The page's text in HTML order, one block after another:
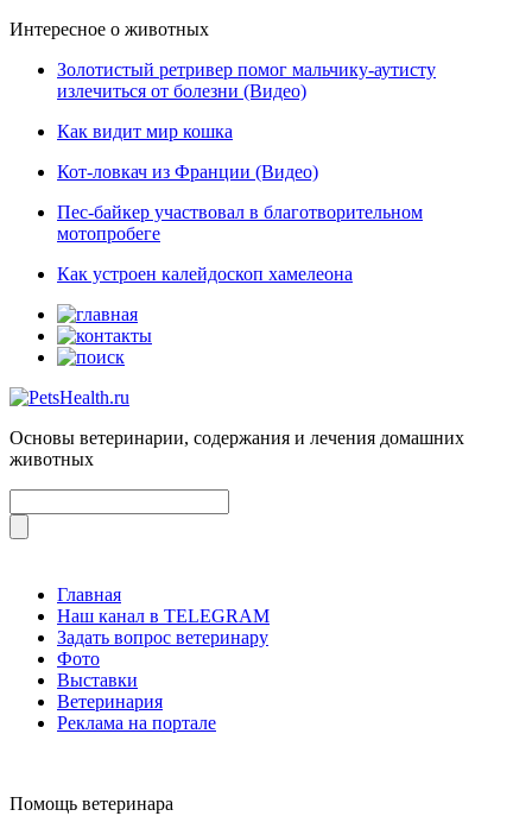
Интересное о животных
Золотистый ретривер помог мальчику-аутисту
излечиться от болезни (Видео)
Как видит мир кошка
Кот-ловкач из Франции (Видео)
Пес-байкер участвовал в благотворительном
мотопробеге
Как устроен калейдоскоп хамелеона
Основы ветеринарии, содержания и лечения домашних
животных
Главная
Наш канал в TELEGRAM
Задать вопрос ветеринару
Фото
Выставки
Ветеринария
Реклама на портале
Помощь ветеринара